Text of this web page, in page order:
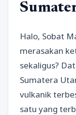
Halo, Sobat
merasakan
sekaligus?
Sumatera
vulkanik
satu yang